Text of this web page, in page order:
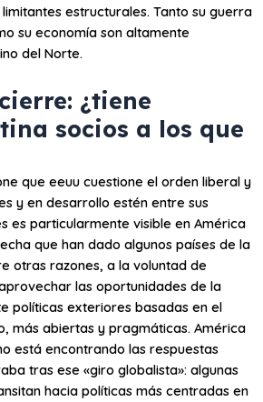
estructurales. Tanto su guerra
su economía son altamente
del Norte.
¿tiene
socios a los que
que eeuu cuestione el orden liberal y
y en desarrollo estén entre sus
es particularmente visible en América
que han dado algunos países de la
otras razones, a la voluntad de
las oportunidades de la
políticas exteriores basadas en el
más abiertas y pragmáticas. América
está encontrando las respuestas
tras ese «giro globalista»: algunas
hacia políticas más centradas en